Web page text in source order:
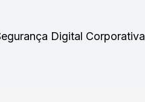
Digital Corporativa